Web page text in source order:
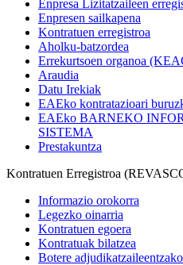
Enpresa Lizitatzaileen
Enpresen sailkapena
Kontratuen erregistroa
Aholku-batzordea
Errekurtsoen organoa
Araudia
Datu Irekiak
EAEko kontratazioari
EAEko BARNEKO
SISTEMA
Prestakuntza
Kontratuen Erregistroa
Informazio orokorra
Legezko oinarria
Kontratuen egoera
Kontratuak bilatzea
Botere